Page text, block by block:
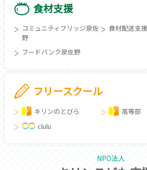
食材支援
コミュニティフリッジ泉佐
野
食材配送支援
フードバンク泉佐野
フリースクール
キリンのとびら
高等部
clulu
NPO法人